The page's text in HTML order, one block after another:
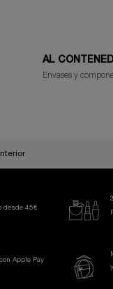
AL
Envases y
desde 45€
Apple Pay